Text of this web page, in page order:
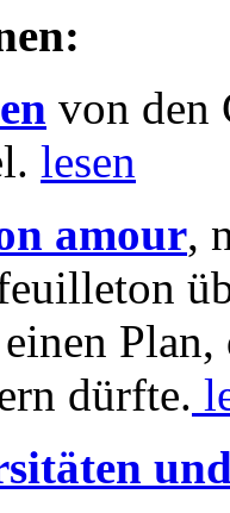
von den
lesen
amour,
Plan,
dürfte.